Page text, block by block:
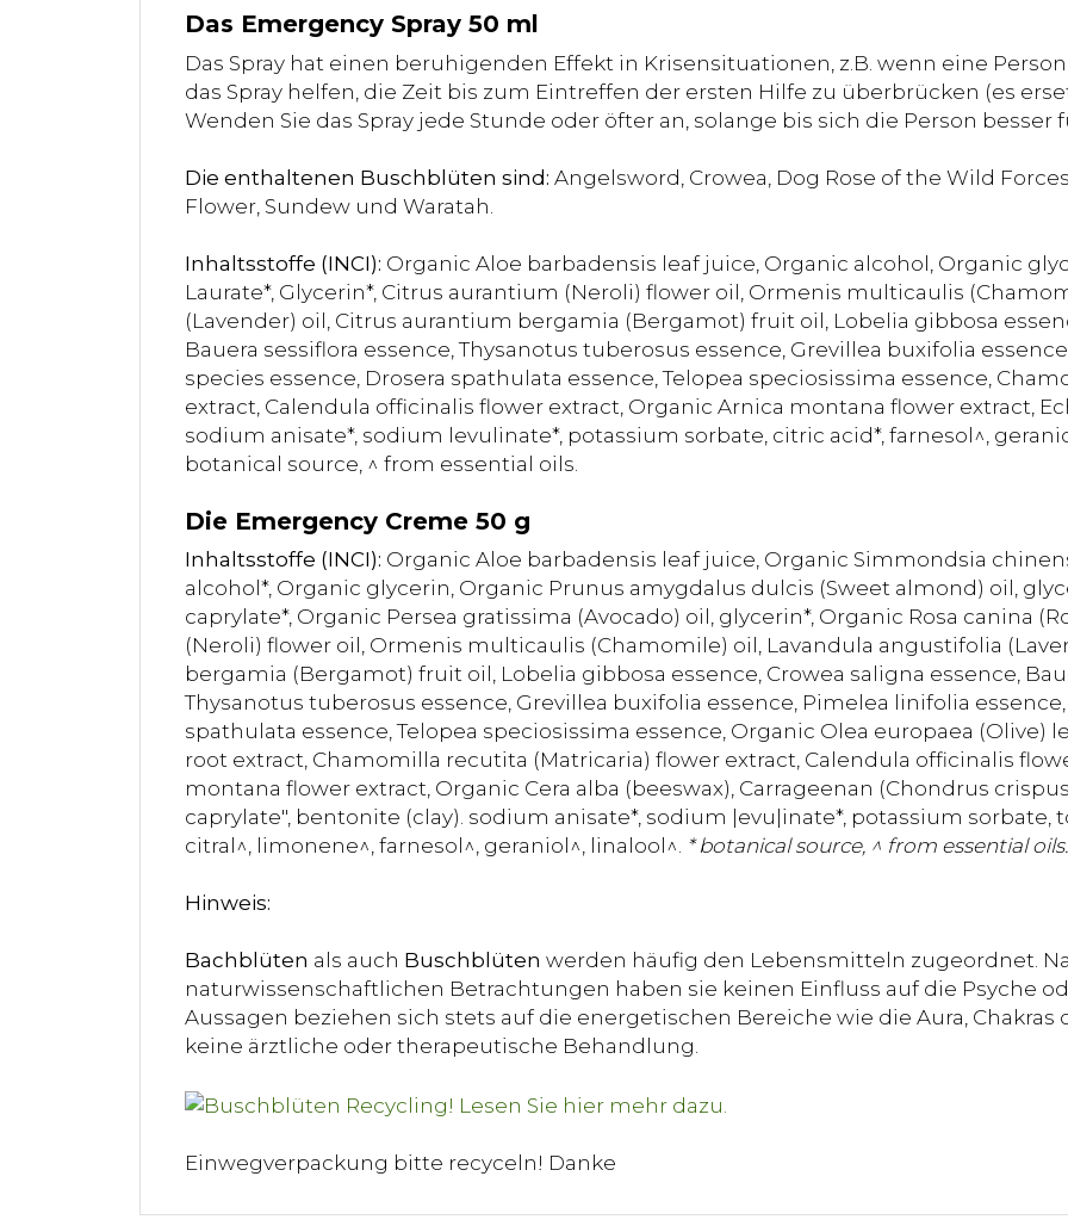
Das Emergency Spray 50 ml
Das Spray hat einen beruhigenden Effekt in Krisensituationen, z.B. wenn eine
das Spray helfen, die Zeit bis zum Eintreffen der ersten Hilfe zu überbrücken (es
Wenden Sie das Spray jede Stunde oder öfter an, solange bis sich die Person besser
Die enthaltenen Buschblüten sind: Angelsword, Crowea, Dog Rose of the Wild
Flower, Sundew und Waratah.
Inhaltsstoffe (INCI): Organic Aloe barbadensis leaf juice, Organic alcohol, Organic
Laurate*, Glycerin*, Citrus aurantium (Neroli) flower oil, Ormenis multicaulis
(Lavender) oil, Citrus aurantium bergamia (Bergamot) fruit oil, Lobelia gibbosa
Bauera sessiflora essence, Thysanotus tuberosus essence, Grevillea buxifolia
species essence, Drosera spathulata essence, Telopea speciosissima essence,
extract, Calendula officinalis flower extract, Organic Arnica montana flower extract,
sodium anisate*, sodium levulinate*, potassium sorbate, citric acid*, farnesol^,
botanical source, ^ from essential oils.
Die Emergency Creme 50 g
Inhaltsstoffe (INCI): Organic Aloe barbadensis leaf juice, Organic Simmondsia
alcohol*, Organic glycerin, Organic Prunus amygdalus dulcis (Sweet almond) oil,
caprylate*, Organic Persea gratissima (Avocado) oil, glycerin*, Organic Rosa canina
(Neroli) flower oil, Ormenis multicaulis (Chamomile) oil, Lavandula angustifolia
bergamia (Bergamot) fruit oil, Lobelia gibbosa essence, Crowea saligna essence,
Thysanotus tuberosus essence, Grevillea buxifolia essence, Pimelea linifolia
spathulata essence, Telopea speciosissima essence, Organic Olea europaea (Olive)
root extract, Chamomilla recutita (Matricaria) flower extract, Calendula officinalis
montana flower extract, Organic Cera alba (beeswax), Carrageenan (Chondrus
caprylate", bentonite (clay). sodium anisate*, sodium |evu|inate*, potassium sorbate,
citral^, limonene^, farnesol^, geraniol^, linalool^. * botanical source, ^ from essential oils.
Hinweis:
Bachblüten als auch Buschblüten werden häufig den Lebensmitteln zugeordnet.
naturwissenschaftlichen Betrachtungen haben sie keinen Einfluss auf die Psyche
Aussagen beziehen sich stets auf die energetischen Bereiche wie die Aura, Chakras
keine ärztliche oder therapeutische Behandlung.
Einwegverpackung bitte recyceln! Danke